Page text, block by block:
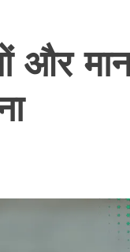
और